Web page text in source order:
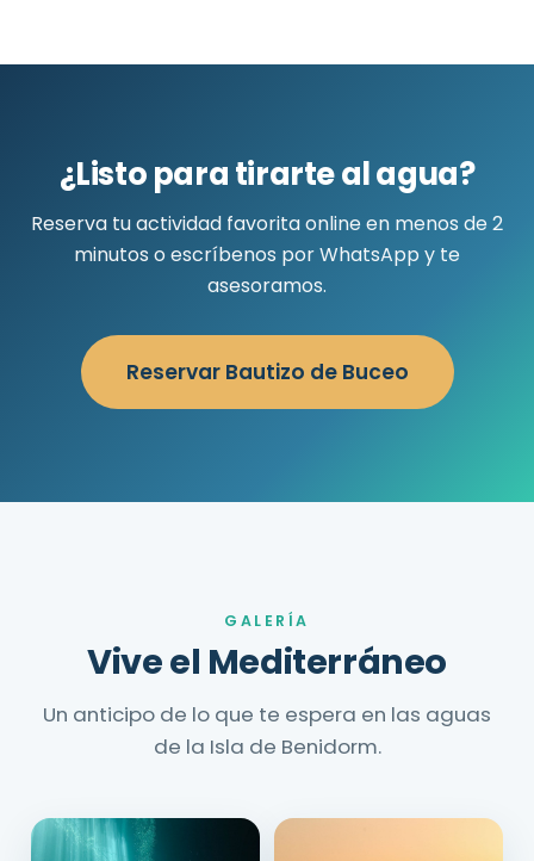
¿Listo para tirarte al agua?
Reserva tu actividad favorita online en menos de 2
minutos o escríbenos por WhatsApp y te
asesoramos.
Reservar Bautizo de Buceo
GALERÍA
Vive el Mediterráneo
Un anticipo de lo que te espera en las aguas
de la Isla de Benidorm.